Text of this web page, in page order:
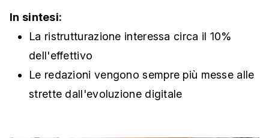
In sintesi:
La ristrutturazione interessa circa il 10%
dell'effettivo
Le redazioni vengono sempre più messe alle
strette dall'evoluzione digitale